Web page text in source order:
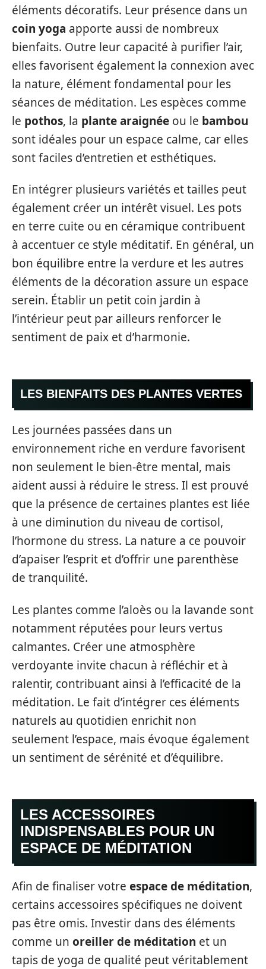
éléments décoratifs. Leur présence dans un
coin yoga apporte aussi de nombreux
bienfaits. Outre leur capacité à purifier l’air,
elles favorisent également la connexion avec
la nature, élément fondamental pour les
séances de méditation. Les espèces comme
le pothos, la plante araignée ou le bambou
sont idéales pour un espace calme, car elles
sont faciles d’entretien et esthétiques.
En intégrer plusieurs variétés et tailles peut
également créer un intérêt visuel. Les pots
en terre cuite ou en céramique contribuent
à accentuer ce style méditatif. En général, un
bon équilibre entre la verdure et les autres
éléments de la décoration assure un espace
serein. Établir un petit coin jardin à
l’intérieur peut par ailleurs renforcer le
sentiment de paix et d’harmonie.
LES BIENFAITS DES PLANTES VERTES
Les journées passées dans un
environnement riche en verdure favorisent
non seulement le bien-être mental, mais
aident aussi à réduire le stress. Il est prouvé
que la présence de certaines plantes est liée
à une diminution du niveau de cortisol,
l’hormone du stress. La nature a ce pouvoir
d’apaiser l’esprit et d’offrir une parenthèse
de tranquilité.
Les plantes comme l’aloès ou la lavande sont
notamment réputées pour leurs vertus
calmantes. Créer une atmosphère
verdoyante invite chacun à réfléchir et à
ralentir, contribuant ainsi à l’efficacité de la
méditation. Le fait d’intégrer ces éléments
naturels au quotidien enrichit non
seulement l’espace, mais évoque également
un sentiment de sérénité et d’équilibre.
LES ACCESSOIRES
INDISPENSABLES POUR UN
ESPACE DE MÉDITATION
Afin de finaliser votre espace de méditation,
certains accessoires spécifiques ne doivent
pas être omis. Investir dans des éléments
comme un oreiller de méditation et un
tapis de yoga de qualité peut véritablement